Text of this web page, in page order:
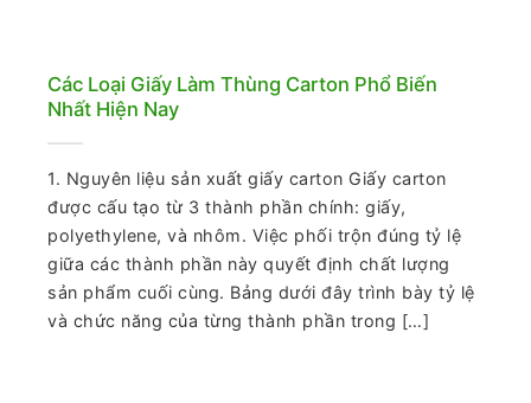
Các Loại Giấy Làm Thùng Carton Phổ Biến
Nhất Hiện Nay
1. Nguyên liệu sản xuất giấy carton Giấy carton
được cấu tạo từ 3 thành phần chính: giấy,
polyethylene, và nhôm. Việc phối trộn đúng tỷ lệ
giữa các thành phần này quyết định chất lượng
sản phẩm cuối cùng. Bảng dưới đây trình bày tỷ lệ
và chức năng của từng thành phần trong […]